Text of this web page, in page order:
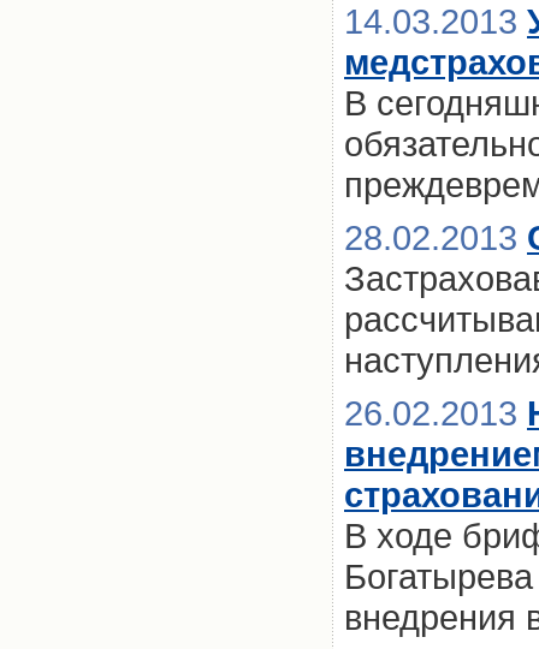
14.03.2013
В
28.02.2013
26.02.2013
В ходе
внедрения